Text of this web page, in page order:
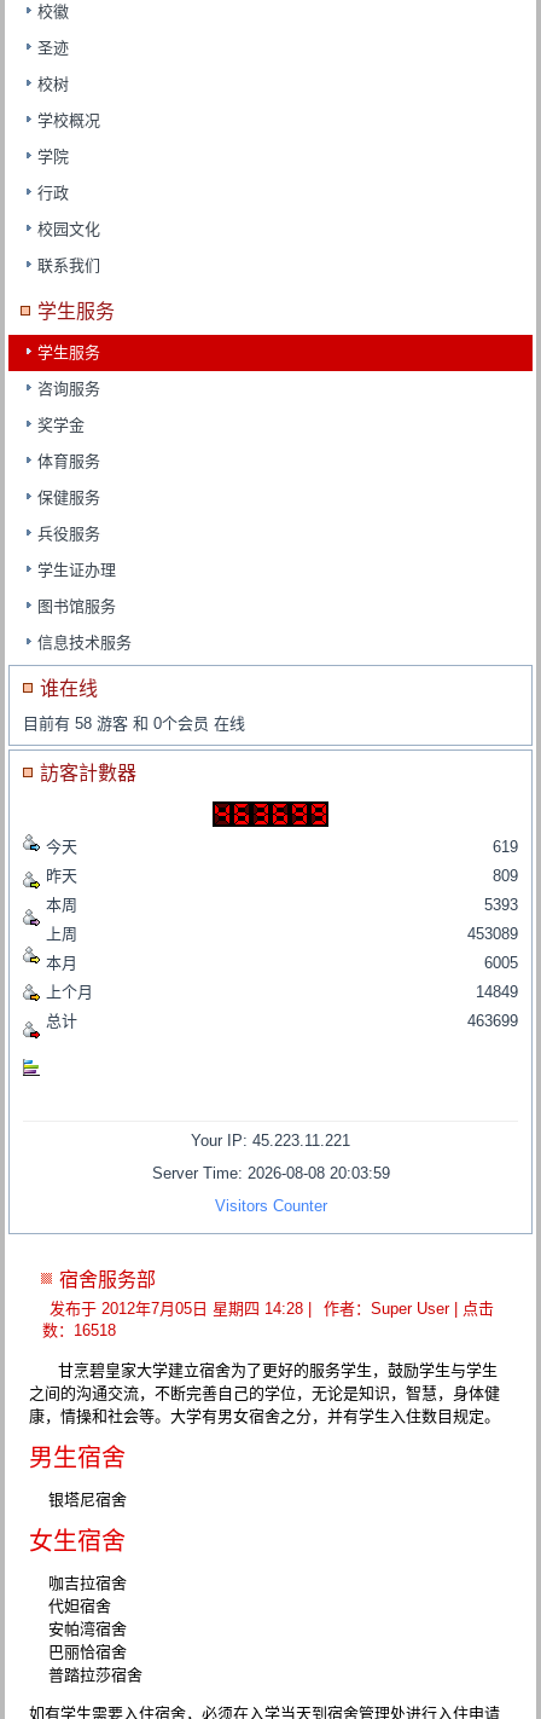
校徽
圣迹
校树
学校概况
学院
行政
校园文化
联系我们
学生服务
学生服务
咨询服务
奖学金
体育服务
保健服务
兵役服务
学生证办理
图书馆服务
信息技术服务
谁在线
目前有 58 游客 和 0个会员 在线
訪客計數器
今天
昨天
本周
上周
本月
上个月
总计
619
809
5393
453089
6005
14849
463699
Your IP: 45.223.11.221
Server Time: 2026-08-08 20:03:59
Visitors Counter
宿舍服务部
发布于 2012年7月05日 星期四 14:28 作者：Super User| 点击
数：16518
甘烹碧皇家大学建立宿舍为了更好的服务学生，鼓励学生与学生
之间的沟通交流，不断完善自己的学位，无论是知识，智慧，身体健
康，情操和社会等。大学有男女宿舍之分，并有学生入住数目规定。
男生宿舍
银塔尼宿舍
女生宿舍
咖吉拉宿舍
代妲宿舍
安帕湾宿舍
巴丽恰宿舍
普踏拉莎宿舍
如有学生需要入住宿舍，必须在入学当天到宿舍管理处进行入住申请